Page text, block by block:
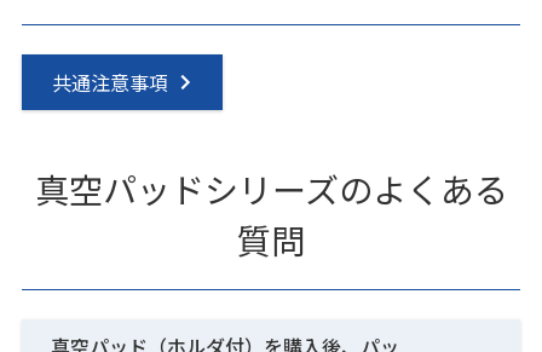
共通注意事項
真空パッドシリーズのよくある
質問
真空パッド（ホルダ付）を購入後、パッ